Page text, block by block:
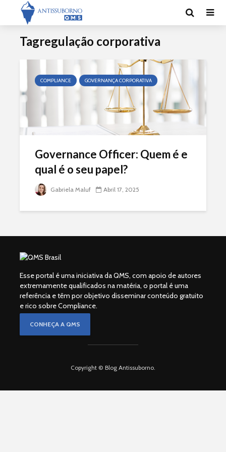
Tagregulação corporativa
COMPLIANCE GOVERNANÇA CORPORATIVA
Governance Officer: Quem é e
qual é o seu papel?
Gabriela Maluf Abril 17, 2025
Esse portal é uma iniciativa da QMS, com apoio de autores
extremamente qualificados na matéria, o portal é uma
referência e têm por objetivo disseminar conteúdo gratuito
e rico sobre Compliance.
CONHEÇA A QMS
Copyright © Blog Antissuborno.